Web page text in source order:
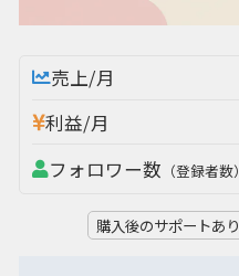
売上/月
利益/月
フォロワー数 （登録者数）
購入後のサポートあり